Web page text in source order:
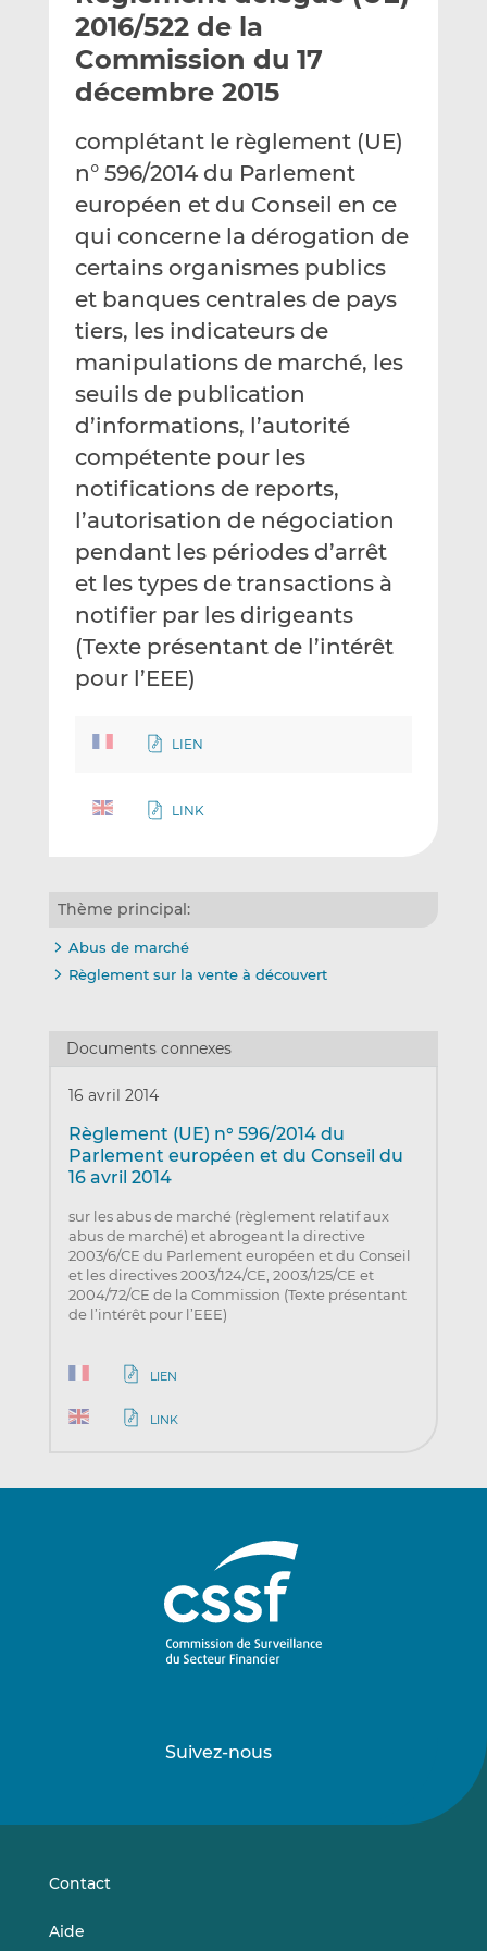
e
r
p
a
e
m
i
l
g
e
r
s
r
L
n
k
e
d
n
g
e
s
r
F
c
e
b
o
k
2016/522 de la
Commission du 17
décembre 2015
complétant le règlement (UE)
n° 596/2014 du Parlement
européen et du Conseil en ce
qui concerne la dérogation de
certains organismes publics
et banques centrales de pays
tiers, les indicateurs de
manipulations de marché, les
seuils de publication
d’informations, l’autorité
compétente pour les
notifications de reports,
l’autorisation de négociation
pendant les périodes d’arrêt
et les types de transactions à
notifier par les dirigeants
(Texte présentant de l’intérêt
pour l’EEE)
LIEN
LINK
Thème principal:
Abus de marché
Règlement sur la vente à découvert
Documents connexes
16 avril 2014
Règlement (UE) n° 596/2014 du
Parlement européen et du Conseil du
16 avril 2014
sur les abus de marché (règlement relatif aux
abus de marché) et abrogeant la directive
2003/6/CE du Parlement européen et du Conseil
et les directives 2003/124/CE, 2003/125/CE et
2004/72/CE de la Commission (Texte présentant
de l’intérêt pour l’EEE)
LIEN
LINK
Suivez-nous
sursur
Contact
Aide